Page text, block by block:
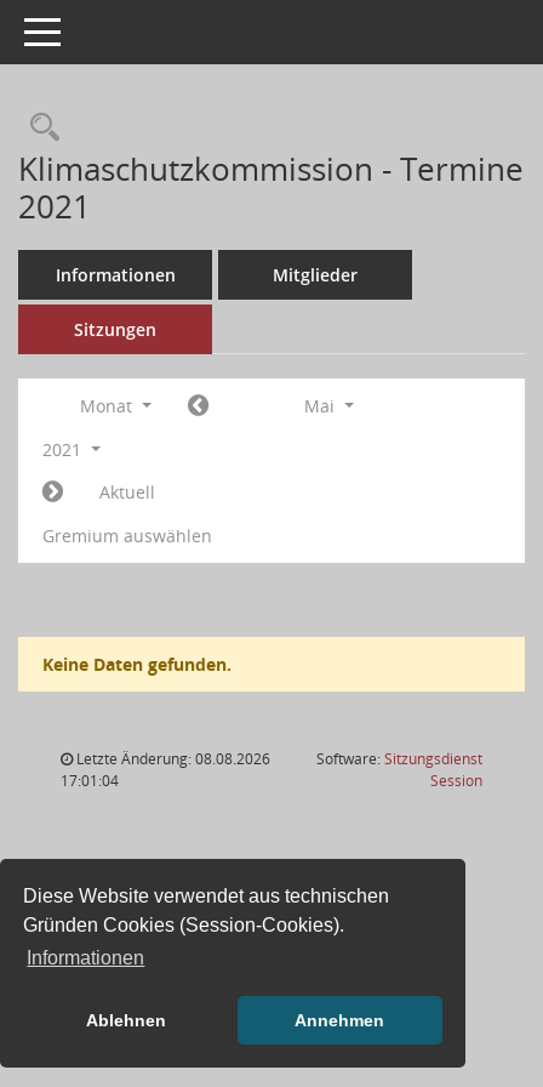
Diese Website verwendet aus technischen
Gründen Cookies (Session-Cookies).
Informationen
Ablehnen Annehmen
Toggle navigation
Klimaschutzkommission - Termine
2021
Informationen Mitglieder
Sitzungen
Monat
Mai
2021
Aktuell
Gremium auswählen
Keine Daten gefunden.
Letzte Änderung: 08.08.2026
17:01:04
Software:Sitzungsdienst
Session(Wird in